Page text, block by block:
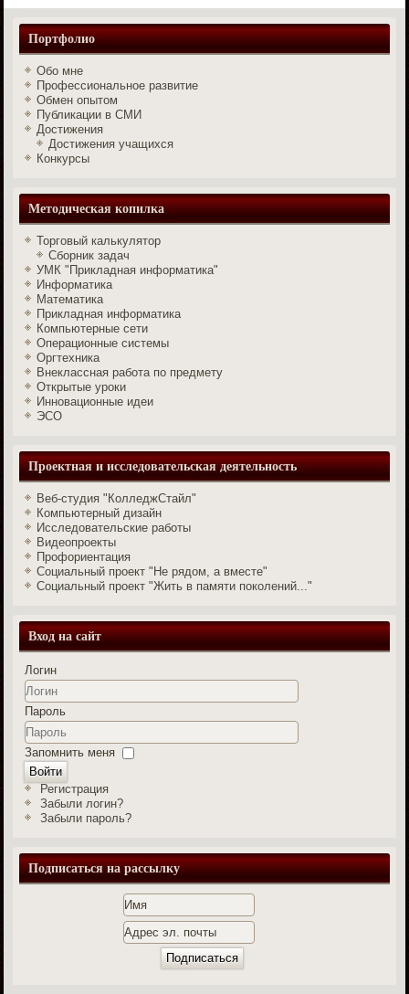
Портфолио
Обо мне
Профессиональное развитие
Обмен опытом
Публикации в СМИ
Достижения
Достижения учащихся
Конкурсы
Методическая копилка
Торговый калькулятор
Сборник задач
УМК "Прикладная информатика"
Информатика
Математика
Прикладная информатика
Компьютерные сети
Операционные системы
Оргтехника
Внеклассная работа по предмету
Открытые уроки
Инновационные идеи
ЭСО
Проектная и исследовательская деятельность
Веб-студия "КолледжСтайл"
Компьютерный дизайн
Исследовательские работы
Видеопроекты
Профориентация
Социальный проект "Не рядом, а вместе"
Социальный проект "Жить в памяти поколений..."
Вход на сайт
Логин
Пароль
Запомнить меня
Войти
Регистрация
Забыли логин?
Забыли пароль?
Подписаться на рассылку